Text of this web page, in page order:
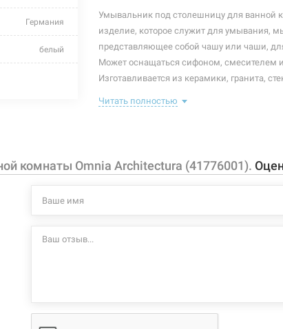
Германия
белый
прямоугольная
Умывальник под столешницу для ванной
изделие, которое служит для умывания,
представляющее собой чашу или чаши,
Может оснащаться сифоном, смесителем
Изготавливается из керамики, гранита,
Читать полностью
комнаты Omnia Architectura (41776001).